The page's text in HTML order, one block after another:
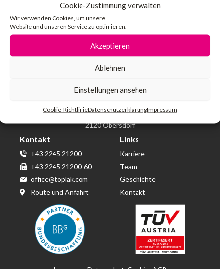
Cookie-Zustimmung verwalten
Wir verwenden Cookies, um unsere
Website und unseren Service zu optimieren.
Akzeptieren
Ablehnen
Einstellungen ansehen
Cookie-RichtlinieDatenschutzerklärungImpressum
Toplak GmbH & Co KG
Berta von Suttner Straße 14
2120 Obersdorf
Kontakt
+43 2245 21200
+43 2245 21200-60
office@toplak.com
Route und Anfahrt
Links
Karriere
Team
Geschichte
Kontakt